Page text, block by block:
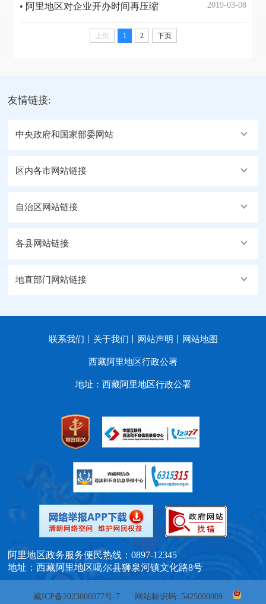
2019-03-08
• 阿里地区对企业开办时间再压缩
上页 1 2 下页
友情链接:
中央政府和国家部委网站
区内各市网站链接
自治区网站链接
各县网站链接
地直部门网站链接
联系我们 关于我们 网站声明 网站地图
西藏阿里地区行政公署
地址：西藏阿里地区行政公署
阿里地区政务服务便民热线：0897-12345
地址：西藏阿里地区噶尔县狮泉河镇文化路8号
藏ICP备2023000077号-7 网站标识码: 5425000009